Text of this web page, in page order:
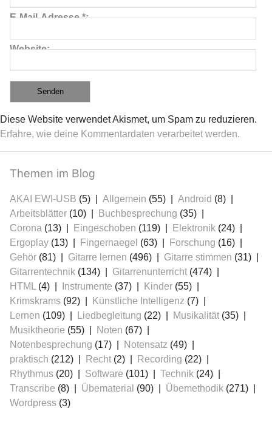
E-Mail-Adresse*
Website
Diese Website verwendet Akismet, um Spam zu reduzieren.
Erfahre, wie deine Kommentardaten verarbeitet werden.
Themen im Blog
AKAI EWI-USB (5) Allgemein (55) Android (8)
Arbeitsblätter (10) Buchbesprechung (35)
Corona (13) Eingeschoben (119) Elektronik (24)
Ergoplay (13) Fingernaegel (63) Forschung (16)
Gehör (81) Gitarre lernen (496) Gitarre stimmen (31)
Gitarrentechnik (134) Gitarrenunterricht(474)
HTML(4) Instrumente (37) Kinder (55)
Krimskrams (92) Künstliche Intelligenz (7)
Lernen (109) Liedbegleitung (22) Musikalität(35)
Musiktheorie (55) Noten (67)
Notenbesprechung (17) Notensatz (49)
praktisch (212) Recht(2) Recording (22)
Rhythmus (20) Software (101) Technik (24)
Transcribe (8) Übematerial (90) Übemethodik (271)
Wordpress (3)